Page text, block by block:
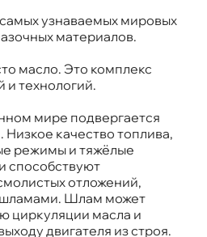
узнаваемых мировых
материалов.
масло. Это комплекс
и технологий.
мире подвергается
качество топлива,
режимы и тяжёлые
способствуют
отложений,
шламами. Шлам может
циркуляции масла и
двигателя из строя.